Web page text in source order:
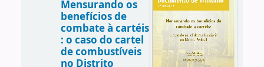
Mensurando os
benefícios de
combate à cartéis
: o caso do cartel
de combustíveis
no Distrito